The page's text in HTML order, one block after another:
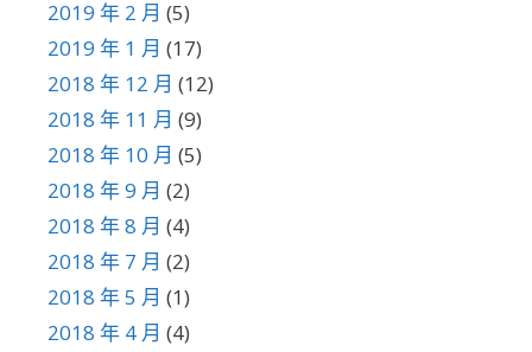
2019 年 2 月 (5)
2019 年 1 月 (17)
2018 年 12 月 (12)
2018 年 11 月 (9)
2018 年 10 月 (5)
2018 年 9 月 (2)
2018 年 8 月 (4)
2018 年 7 月 (2)
2018 年 5 月 (1)
2018 年 4 月 (4)